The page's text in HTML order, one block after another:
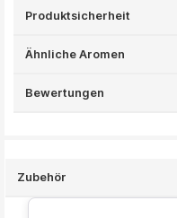
Produktsicherheit
Ähnliche Aromen
Bewertungen
Zubehör
Produktgalerie überspringen